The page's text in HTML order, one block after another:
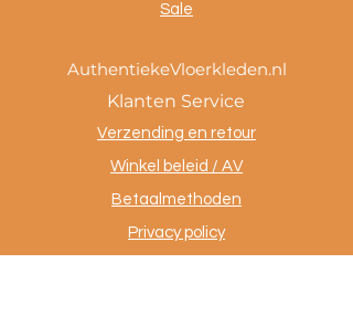
Sale
AuthentiekeVloerkleden.nl
Klanten Service
Verzending en retour
Winkel beleid / AV
Betaalmethoden
Privacy policy